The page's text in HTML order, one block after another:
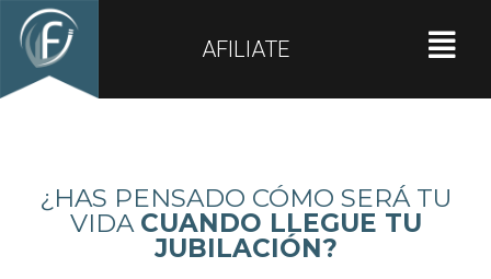
AFILIATE
¿HAS PENSADO CÓMO SERÁ TU
VIDA CUANDO LLEGUE TU
JUBILACIÓN?